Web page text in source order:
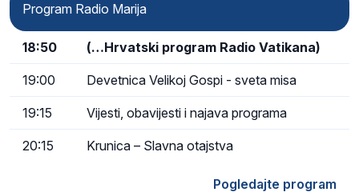
Program Radio Marija
18:50 (…Hrvatski program Radio Vatikana)
19:00 Devetnica Velikoj Gospi - sveta misa
19:15 Vijesti, obavijesti i najava programa
20:15 Krunica – Slavna otajstva
Pogledajte program